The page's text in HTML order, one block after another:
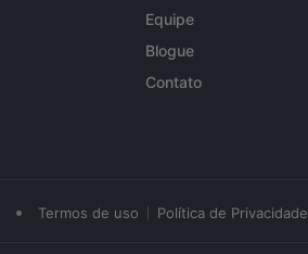
Equipe
Blogue
Contato
• Termos de uso Política de Privacidade